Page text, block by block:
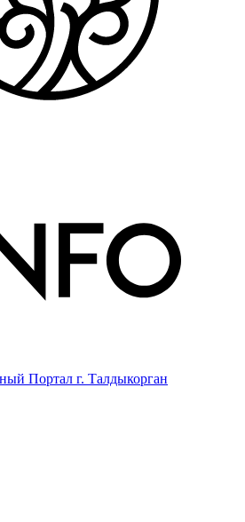
Портал г. Талдыкорган